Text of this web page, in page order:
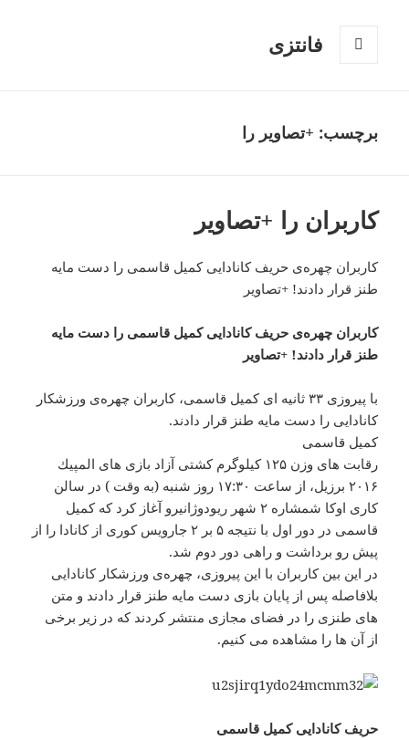
فانتزی
برچسب: +تصاویر را
کاربران را +تصاویر
کاربران چهره‌ی حریف کانادایی کمیل قاسمی را دست مایه
طنز قرار دادند! +تصاویر
کاربران چهره‌ی حریف کانادایی کمیل قاسمی را دست مایه
طنز قرار دادند! +تصاویر
با پیروزی ۳۳ ثانیه ای کمیل قاسمی، کاربران چهره‌ی ورزشکار
کانادایی را دست مایه طنز قرار دادند.
کمیل قاسمی
رقابت های وزن ۱۲۵ كیلوگرم كشتی آزاد بازی های المپیك
۲۰۱۶ برزیل، از ساعت ۱۷:۳۰ روز شنبه (به وقت ) در سالن
كاری اوكا شمشاره ۲ شهر ریودوژانیرو آغاز کرد که كمیل
قاسمی در دور اول با نتیجه ۵ بر ۲ جارویس كوری از كانادا را از
پیش رو برداشت و راهی دور دوم شد.
در این بین کاربران با این پیروزی، چهره‌ی ورزشکار کانادایی
بلافاصله پس از پایان بازی دست مایه طنز قرار دادند و متن
های طنزی را در فضای مجازی منتشر کردند که در زیر برخی
از آن ها را مشاهده می کنیم.
حریف کانادایی کمیل قاسمی